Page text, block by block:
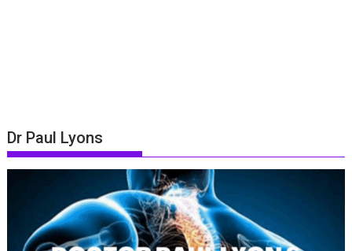
Dr Paul Lyons